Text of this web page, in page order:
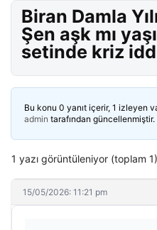
Biran Damla
Şen aşk mı
setinde kriz
Bu konu 0 yanıt içerir, 1 izleyen
admin tarafından güncellenmiştir.
1 yazı görüntüleniyor (toplam 1)
15/05/2026: 11:21 pm